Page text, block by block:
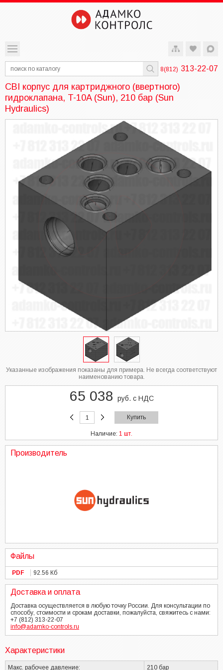
8(812) 313-22-07
CBI корпус для картриджного (ввертного)
гидроклапана, T-10A (Sun), 210 бар (Sun
Hydraulics)
Указанные изображения показаны для примера. Не всегда соответствуют
наименованию товара.
65 038 руб. с НДС
Купить
Наличие: 1 шт.
Производитель
Файлы
PDF 92.56 Кб
Доставка и оплата
Доставка осуществляется в любую точку России. Для консультации по
способу, стоимости и срокам доставки, пожалуйста, свяжитесь с нами:
+7 (812) 313-22-07
info@adamko-controls.ru
Характеристики
Макс. рабочее давление: 210 бар